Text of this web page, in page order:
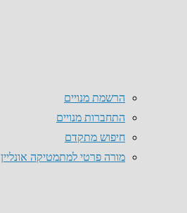
הרשמת מנויים
התחברות מנויים
חיפוש מתקדם
מורה פרטי למתמטיקה אונליין